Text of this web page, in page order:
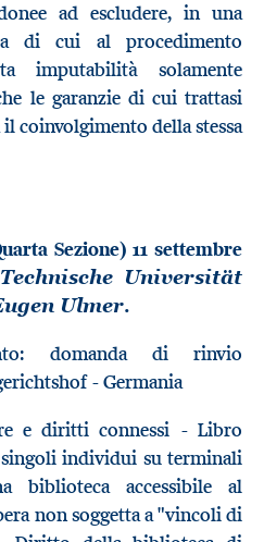
ad escludere, in una
di cui al procedimento
imputabilità solamente
le garanzie di cui trattasi
il coinvolgimento della stessa
Sezione) 11 settembre
Technische Universität
Ulmer.
domanda di rinvio
- Germania
e diritti connessi - Libro
individui su terminali
biblioteca accessibile al
non soggetta a "vincoli di